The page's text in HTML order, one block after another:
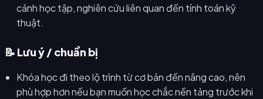
cảnh học tập, nghiên cứu liên quan đến tính toán kỹ
thuật.
📝 Lưu ý / chuẩn bị
Khóa học đi theo lộ trình từ cơ bản đến nâng cao, nên
phù hợp hơn nếu bạn muốn học chắc nền tảng trước khi